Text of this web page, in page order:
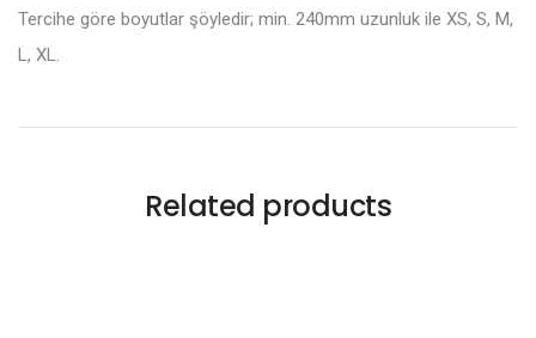
Tercihe göre boyutlar şöyledir; min. 240mm uzunluk ile XS, S, M,
L, XL.
Related products